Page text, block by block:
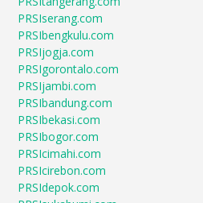
PRSIserang.com
PRSIbengkulu.com
PRSIjogja.com
PRSIgorontalo.com
PRSIjambi.com
PRSIbandung.com
PRSIbekasi.com
PRSIbogor.com
PRSIcimahi.com
PRSIcirebon.com
PRSIdepok.com